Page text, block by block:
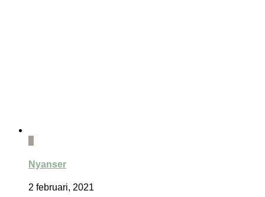
0
Nyanser
2 februari, 2021